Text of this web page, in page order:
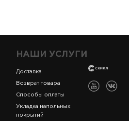
НАШИ УСЛУГИ
Доставка
Возврат товара
Способы оплаты
Укладка напольных
покрытий